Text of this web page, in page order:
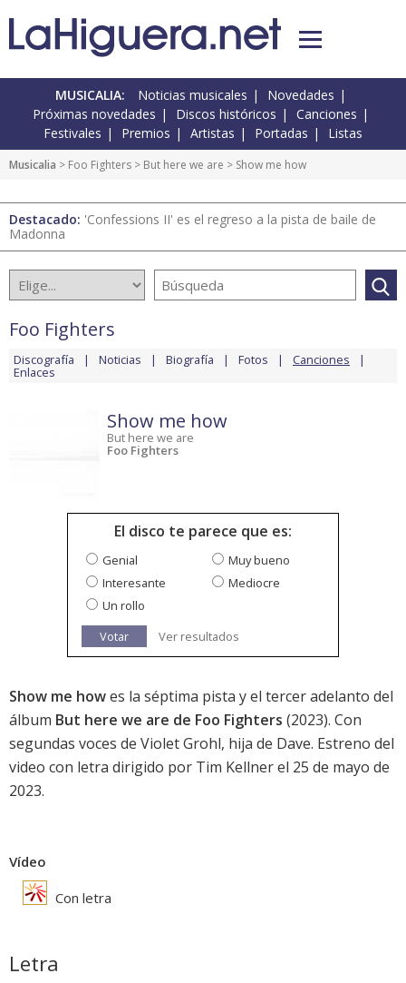
MUSICALIA: Noticias musicales
Novedades
Próximas novedades
Discos históricos
Canciones
Festivales
Premios Artistas Portadas Listas
Musicalia > Foo Fighters > But here we are > Show me how
Destacado: 'Confessions II' es el regreso a la pista de baile de
Madonna
Foo Fighters
Discografía Noticias Biografía Fotos Canciones
Enlaces
Show me how
But here we are
Foo Fighters
El disco te parece que es:
Genial
Muy bueno
Interesante
Mediocre
Un rollo
Votar
Ver resultados
Show me howes la séptima pista y el tercer adelanto del
álbum But here we are de Foo Fighters (2023). Con
segundas voces de Violet Grohl, hija de Dave. Estreno del
video con letra dirigido por Tim Kellner el 25 de mayo de
2023.
Vídeo
Con letra
Letra